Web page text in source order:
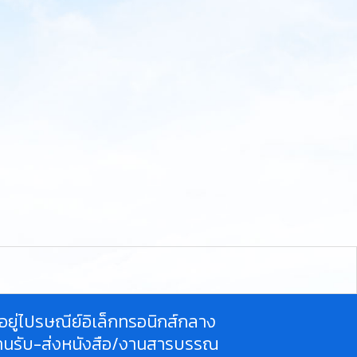
ยู่ไปรษณีย์อิเล็กทรอนิกส์กลาง
นรับ-ส่งหนังสือ/งานสารบรรณ